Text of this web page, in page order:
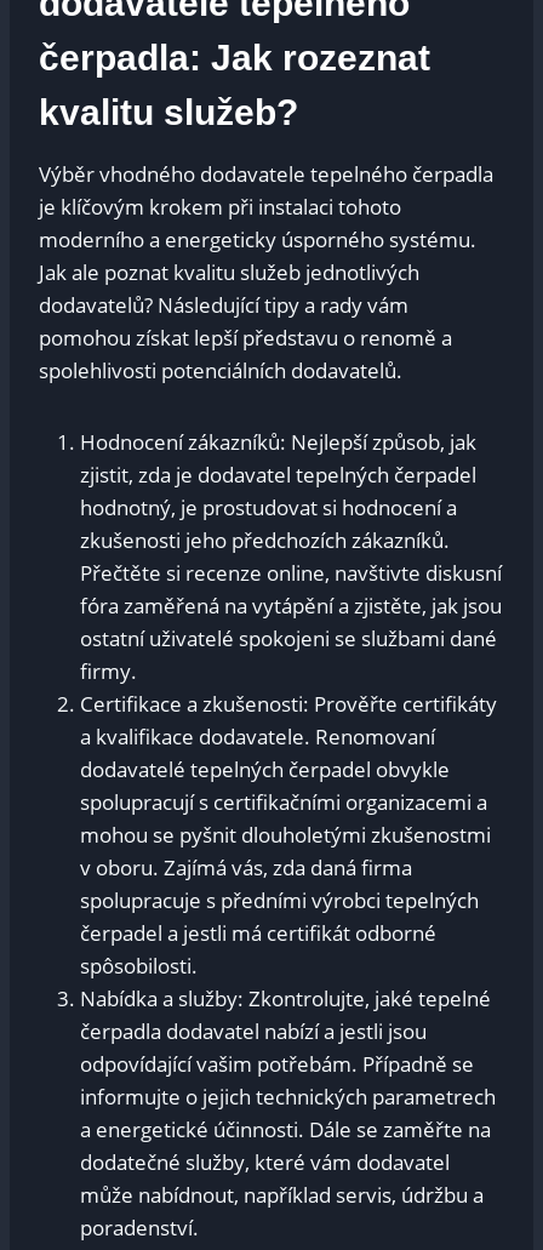
čerpadla: Jak rozeznat
kvalitu služeb?
Výběr vhodného dodavatele tepelného čerpadla
je klíčovým krokem při instalaci tohoto
moderního a energeticky úsporného systému.
Jak ale poznat kvalitu služeb jednotlivých
dodavatelů? Následující tipy a rady vám
pomohou získat lepší představu o renomě a
spolehlivosti potenciálních dodavatelů.
Hodnocení zákazníků: Nejlepší způsob, jak
zjistit, zda je dodavatel tepelných čerpadel
hodnotný, je prostudovat si hodnocení a
zkušenosti jeho předchozích zákazníků.
Přečtěte si recenze online, navštivte diskusní
fóra zaměřená na vytápění a zjistěte, jak jsou
ostatní uživatelé spokojeni se službami dané
firmy.
Certifikace a zkušenosti: Prověřte certifikáty
a kvalifikace dodavatele. Renomovaní
dodavatelé tepelných čerpadel obvykle
spolupracují s certifikačními organizacemi a
mohou se pyšnit dlouholetými zkušenostmi
v oboru. Zajímá vás, zda daná firma
spolupracuje s předními výrobci tepelných
čerpadel a jestli má certifikát odborné
spôsobilosti.
Nabídka a služby: Zkontrolujte, jaké tepelné
čerpadla dodavatel nabízí a jestli jsou
odpovídající vašim potřebám. Případně se
informujte o jejich technických parametrech
a energetické účinnosti. Dále se zaměřte na
dodatečné služby, které vám dodavatel
může nabídnout, například servis, údržbu a
poradenství.